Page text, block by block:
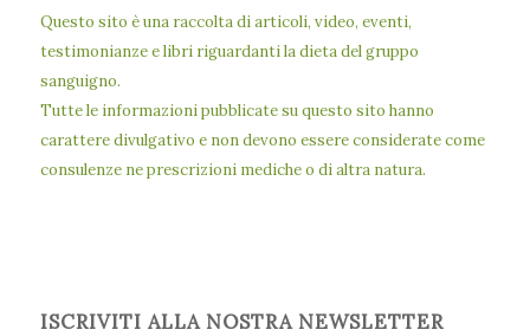
Questo sito è una raccolta di articoli, video, eventi,
testimonianze e libri riguardanti la dieta del gruppo
sanguigno.
Tutte le informazioni pubblicate su questo sito hanno
carattere divulgativo e non devono essere considerate come
consulenze ne prescrizioni mediche o di altra natura.
ISCRIVITI ALLA NOSTRA NEWSLETTER